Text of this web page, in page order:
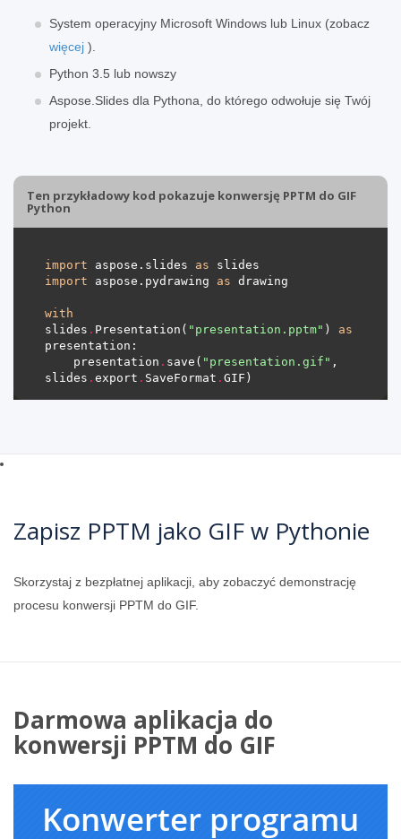
System operacyjny Microsoft Windows lub Linux (zobacz
więcej ).
Python 3.5 lub nowszy
Aspose.Slides dla Pythona, do którego odwołuje się Twój
projekt.
Ten przykładowy kod pokazuje konwersję PPTM do GIF
Python
import aspose.slides as
import aspose.pydrawing as
with
slides . Presentation( "presentation.pptm" ) as
    presentation
. save( "presentation.gif" ,
slides . export . SaveFormat .
Zapisz PPTM jako GIF w Pythonie
Skorzystaj z bezpłatnej aplikacji, aby zobaczyć demonstrację
procesu konwersji PPTM do GIF.
Darmowa aplikacja do
konwersji PPTM do GIF